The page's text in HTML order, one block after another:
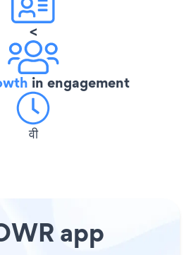
<
in engagement
वी
app